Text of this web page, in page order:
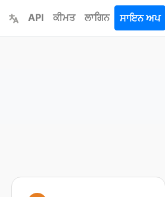
API ਕੀਮਤ ਲਾਗਿਨ ਸਾਇਨ ਅਪ